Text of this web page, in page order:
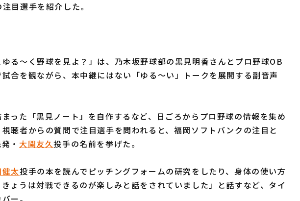
目選手を紹介した。
る～く野球を見よ？」は、乃木坂野球部の黒見明香さんとプロ野球OB
合を観ながら、本中継にはない「ゆる～い」トークを展開する副音声
った「黒見ノート」を自作するなど、日ごろからプロ野球の情報を集め
聴者からの質問で注目選手を問われると、福岡ソフトバンクの注目と
・ 大関友久投手の名前を挙げた。
健太投手の本を読んでピッチングフォームの研究をしたり、身体の使い方
ょうは対戦できるのが楽しみと話をされていました」と話すなど、タイ
ー。